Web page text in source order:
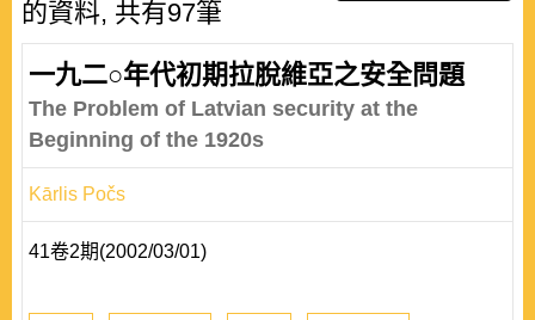
的資料, 共有97筆
一九二○年代初期拉脫維亞之安全問題
The Problem of Latvian security at the
Beginning of the 1920s
Kārlis Počs
41卷2期(2002/03/01)